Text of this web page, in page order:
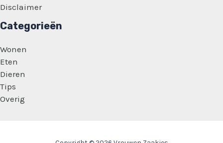
Disclaimer
Categorieën
Wonen
Eten
Dieren
Tips
Overig